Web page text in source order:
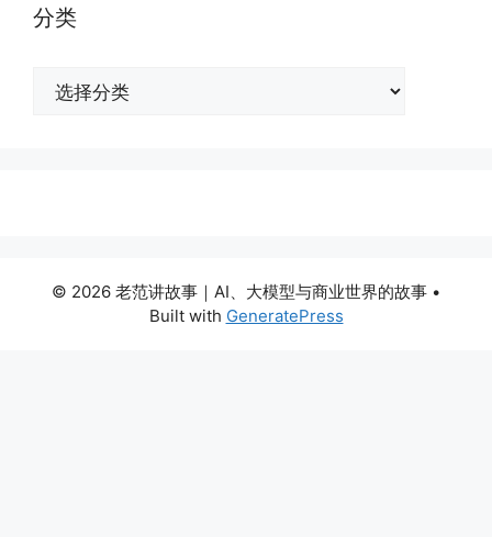
分类
© 2026 老范讲故事｜AI、大模型与商业世界的故事 •
Built with GeneratePress